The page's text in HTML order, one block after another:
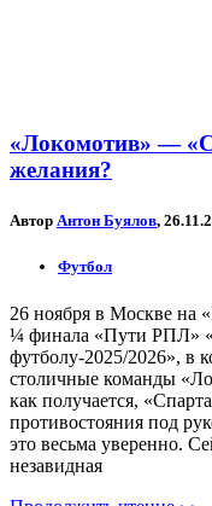
«Локомотив» —
желания?
Автор Антон Буялов,
Футбол
26 ноября в Москве на
¼ финала «Пути РПЛ»
футболу-2025/2026», в
столичные команды
как получается,
противостояния под
это весьма уверенно.
незавидная